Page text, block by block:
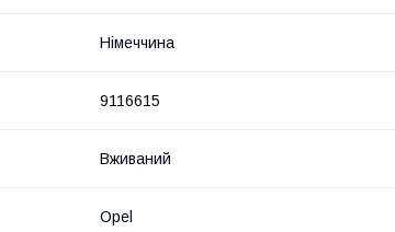
Німеччина
9116615
Вживаний
Opel